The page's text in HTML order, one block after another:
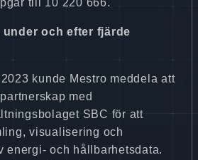
och efter fjärde
kunde Mestro meddela att
med
SBC för att
visualisering och
energi- och hållbarhetsdata.